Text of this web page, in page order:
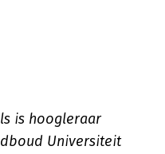
is hoogleraar
Universiteit